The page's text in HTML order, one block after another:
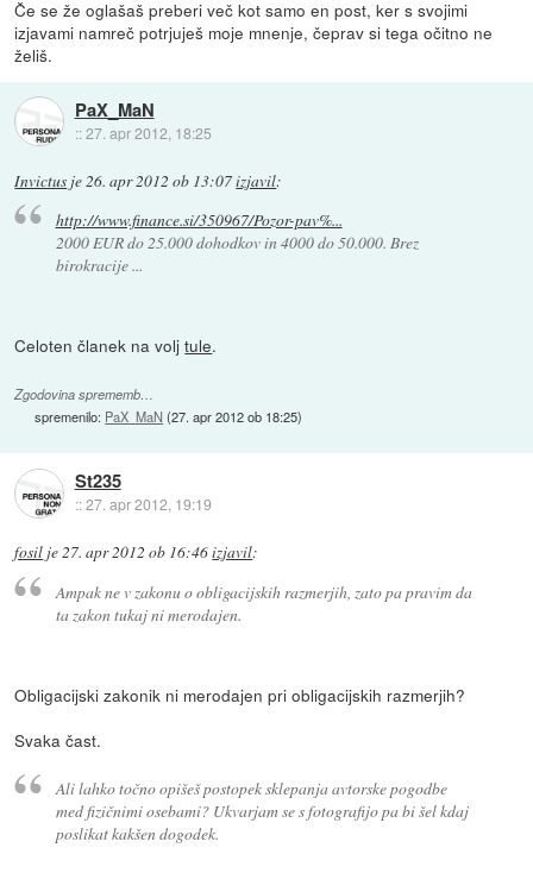
Če se že oglašaš preberi več kot samo en post, ker s svojimi
izjavami namreč potrjuješ moje mnenje, čeprav si tega očitno ne
želiš.
PaX_MaN
::27. apr 2012, 18:25
Invictus je 26. apr 2012 ob 13:07izjavil:
http://www.finance.si/350967/Pozor-pav%...
2000 EUR do 25.000 dohodkov in 4000 do 50.000. Brez
birokracije ...
Celoten članek na voljtule.
Zgodovina sprememb…
spremenilo: PaX_MaN (27. apr 2012 ob 18:25)
St235
::27. apr 2012, 19:19
fosil je27. apr 2012 ob 16:46izjavil:
Ampak ne v zakonu o obligacijskih razmerjih, zato pa pravim da
ta zakon tukaj ni merodajen.
Obligacijski zakonik ni merodajen pri obligacijskih razmerjih?
Svaka čast.
Ali lahko točno opišeš postopek sklepanja avtorske pogodbe
med fizičnimi osebami? Ukvarjam se s fotografijo pa bi šel kdaj
poslikat kakšen dogodek.